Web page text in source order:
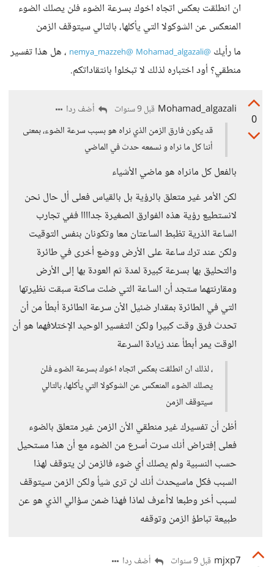
ان انطلقت بعكس اتجاه اخوك بسرعة الضوء فلن يصلك الضوء
المنعكس عن الشوكولا التي يأكلها، بالتالي سيتوقف الزمن
ما رأيك @Mohamad_algazali
@nemya_mazzeh
‍ ، هل هذا تفسير
منطقي؟ أود اختباره لذلك لا تبخلوا بانتقاداتكم.
0
Mohamad_algazali قبل 9 سنوات
أضف ردا
قد يكون فارق الزمن الذي نراه هو بسبب سرعة الضوء، بمعنى
أننا كل ما نراه و نسمعه حدث في الماضي
بالفعل كل مانراه هو ماضي الأشياء
لكن الأمر غير متعلق بالرؤية بل بالقياس فعلى أل حال نحن
لانستطيع رؤية هذه الفوارق الصغيرة جداااا ففي تجارب
الساعة الذرية تظبط الساعتان معا وتكونان بنفس التوقيت
ولكن عند ترك ساعة على الأرض ووضع أخرى في طائرة
والتحليق بها بسرعة كبيرة لمدة ثم العودة بها إلى الأرض
ومقارنتهما ستجد أن الساعة التي ضلت ساكنة سبقت نظيرتها
التي في الطائرة بمقدار ضئيل الأن سرعة الطائرة أبطأ من أن
تحدث فرق وقت كبيرا ولكن التفسير الوحيد الإختلافهما هو أن
الوقت يمر أبطأ عند زيادة السرعة
، لذلك ان انطلقت بعكس اتجاه اخوك بسرعة الضوء فلن
يصلك الضوء المنعكس عن الشوكولا التي يأكلها، بالتالي
سيتوقف الزمن
أظن أن تفسيرك غير منطقي الأن الزمن غير متعلق بالضوء
فعلى إفتراض أنك سرت أسرع من الضوء مع أن هذا مستحيل
حسب النسبية ولم يصلك أي ضوء فالزمن لن يتوقف لهذا
السبب فكل ماسيحدث أنك لن ترى شيأ ولكن الزمن سيتوقف
لسبب أخر وطبعا لاأعرف لماذا فهذا ضمن سؤالي الذي هو عن
طبيعة تباطؤ الزمن وتوقفه
mjxp7 قبل 9 سنوات
أضف ردا